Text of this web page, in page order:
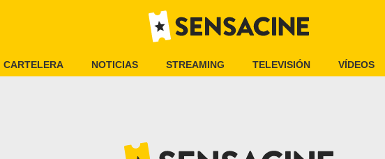
CARTELERA NOTICIAS STREAMING TELEVISIÓN VÍDEOS